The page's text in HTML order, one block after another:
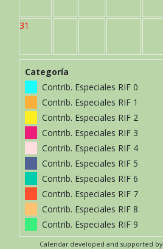
31
Categoría
Contrib. Especiales RIF 0
Contrib. Especiales RIF 1
Contrib. Especiales RIF 2
Contrib. Especiales RIF 3
Contrib. Especiales RIF 4
Contrib. Especiales RIF 5
Contrib. Especiales RIF 6
Contrib. Especiales RIF 7
Contrib. Especiales RIF 8
Contrib. Especiales RIF 9
Calendar developed and supported by